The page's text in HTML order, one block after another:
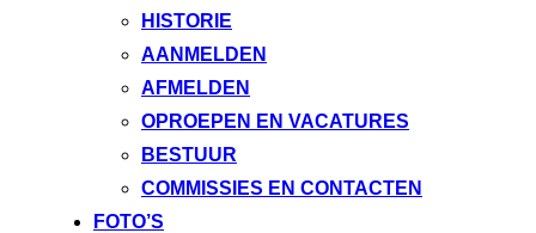
HISTORIE
AANMELDEN
AFMELDEN
OPROEPEN EN VACATURES
BESTUUR
COMMISSIES EN CONTACTEN
FOTO’S